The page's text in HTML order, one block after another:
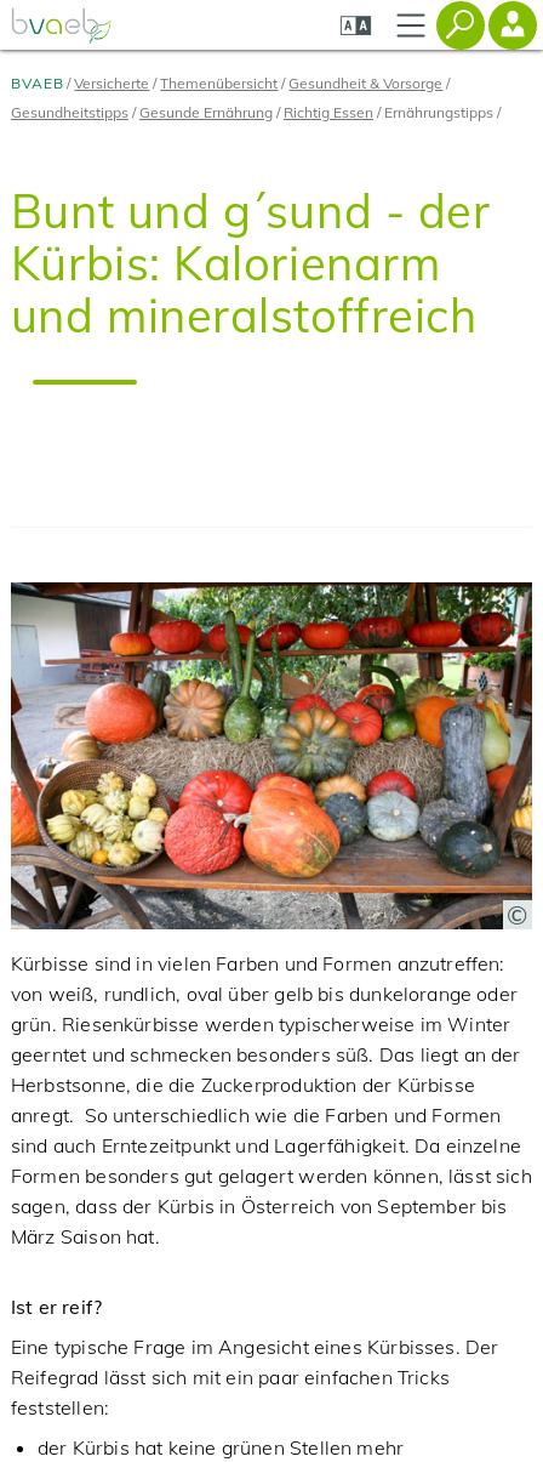
Zum
Seiteninhalt
springen
Zur
Navigation
springen
Zur
Mobilen
Navigation
BVAEB Versicherte Themenübersicht
Gesundheit & Vorsorge
Gesundheitstipps
Gesunde Ernährung Richtig Essen Ernährungstipps
Bunt und g´sund - der
Kürbis: Kalorienarm
und mineralstoffreich
Kürbisse sind in vielen Farben und Formen anzutreffen:
von weiß, rundlich, oval über gelb bis dunkelorange oder
grün. Riesenkürbisse werden typischerweise im Winter
geerntet und schmecken besonders süß. Das liegt an der
Herbstsonne, die die Zuckerproduktion der Kürbisse
anregt. So unterschiedlich wie die Farben und Formen
sind auch Erntezeitpunkt und Lagerfähigkeit. Da einzelne
Formen besonders gut gelagert werden können, lässt sich
sagen, dass der Kürbis in Österreich von September bis
März Saison hat.
Ist er reif?
Eine typische Frage im Angesicht eines Kürbisses. Der
Reifegrad lässt sich mit ein paar einfachen Tricks
feststellen:
der Kürbis hat keine grünen Stellen mehr